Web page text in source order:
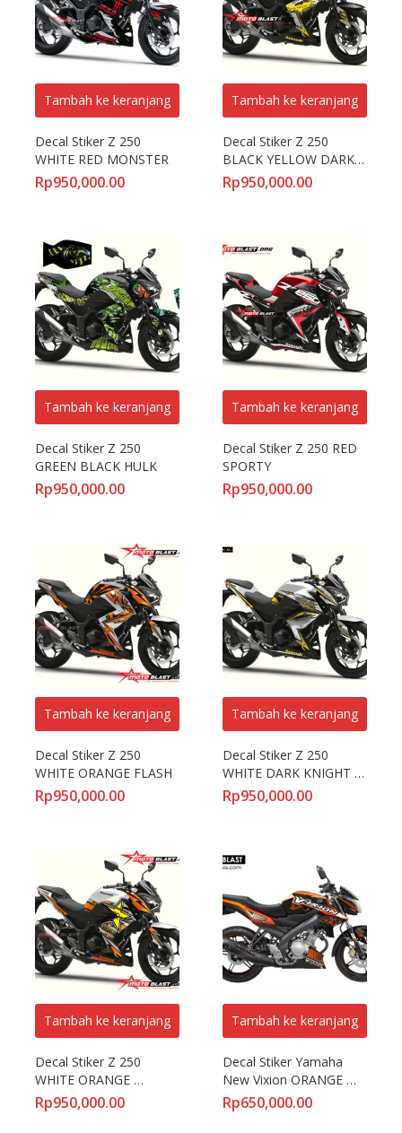
Tambah ke keranjang
Decal Stiker Z 250
WHITE RED MONSTER
Rp950,000.00
Tambah ke keranjang
Decal Stiker Z 250
BLACK YELLOW DARK
KNIGHT
Rp950,000.00
Tambah ke keranjang
Decal Stiker Z 250
GREEN BLACK HULK
Rp950,000.00
Tambah ke keranjang
Decal Stiker Z 250 RED
SPORTY
Rp950,000.00
Tambah ke keranjang
Decal Stiker Z 250
WHITE ORANGE FLASH
Rp950,000.00
Tambah ke keranjang
Decal Stiker Z 250
WHITE DARK KNIGHT
YELLOWLIME
Rp950,000.00
Tambah ke keranjang
Decal Stiker Z 250
WHITE ORANGE
ROCKSTAR
Rp950,000.00
Tambah ke keranjang
Decal Stiker Yamaha
New Vixion ORANGE
KTM DUKE BLACK
Rp650,000.00